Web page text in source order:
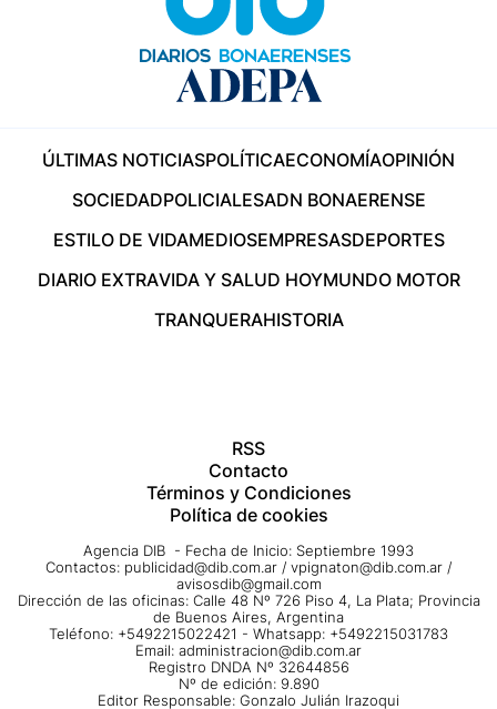
ÚLTIMAS NOTICIASPOLÍTICAECONOMÍAOPINIÓN
SOCIEDADPOLICIALESADN BONAERENSE
ESTILO DE VIDAMEDIOSEMPRESASDEPORTES
DIARIO EXTRAVIDA Y SALUD HOYMUNDO MOTOR
TRANQUERAHISTORIA
RSS
Contacto
Términos y Condiciones
Política de cookies
Agencia DIB - Fecha de Inicio: Septiembre 1993
Contactos: publicidad@dib.com.ar / vpignaton@dib.com.ar /
avisosdib@gmail.com
Dirección de las oficinas: Calle 48 Nº 726 Piso 4, La Plata; Provincia
de Buenos Aires, Argentina
Teléfono: +5492215022421 - Whatsapp: +5492215031783
Email: administracion@dib.com.ar
Registro DNDA Nº 32644856
Nº de edición: 9.890
Editor Responsable: Gonzalo Julián Irazoqui